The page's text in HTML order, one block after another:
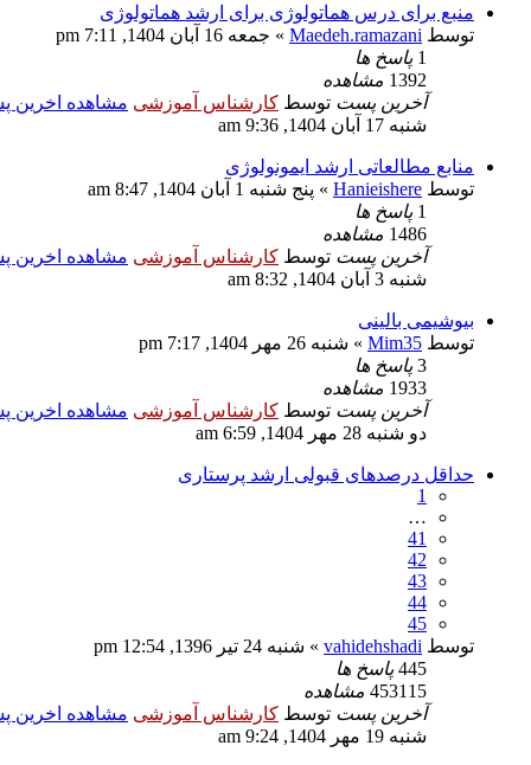
منبع برای درس هماتولوژی برای ارشد هماتولوژی
توسط Maedeh.ramazani » جمعه 16 آبان 1404, 7:11 pm
1 پاسخ ها
1392 مشاهده
آخرین پست توسط کارشناس آموزشی مشاهده اخرین
شنبه 17 آبان 1404, 9:36 am
منابع مطالعاتی ارشد ایمونولوژی
توسط Hanieishere » پنج شنبه 1 آبان 1404, 8:47 am
1 پاسخ ها
1486 مشاهده
آخرین پست توسط کارشناس آموزشی مشاهده اخرین
شنبه 3 آبان 1404, 8:32 am
بیوشیمی بالینی
توسط Mim35 » شنبه 26 مهر 1404, 7:17 pm
3 پاسخ ها
1933 مشاهده
آخرین پست توسط کارشناس آموزشی مشاهده اخرین
دو شنبه 28 مهر 1404, 6:59 am
حداقل درصدهای قبولی ارشد پرستاری
1
…
41
42
43
44
45
توسط vahidehshadi » شنبه 24 تیر 1396, 12:54 pm
445 پاسخ ها
453115 مشاهده
آخرین پست توسط کارشناس آموزشی مشاهده اخرین
شنبه 19 مهر 1404, 9:24 am